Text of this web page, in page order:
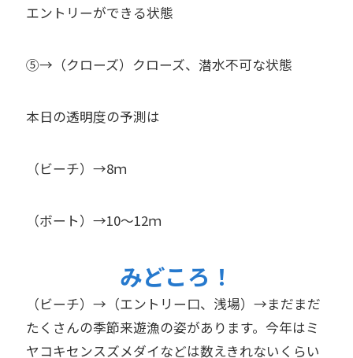
エントリーができる状態
⑤→（クローズ）クローズ、潜水不可な状態
本日の透明度の予測は
（ビーチ）→8ｍ
（ボート）→10～12ｍ
みどころ！
（ビーチ）→（エントリー口、浅場）→まだまだ
たくさんの季節来遊漁の姿があります。今年はミ
ヤコキセンスズメダイなどは数えきれないくらい